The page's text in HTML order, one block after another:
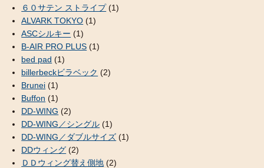
６０サテン ストライプ(1)
ALVARK TOKYO (1)
ASCシルキー (1)
B-AIR PRO PLUS (1)
bed pad (1)
billerbeckビラベック (2)
Brunei (1)
Buffon (1)
DD-WING (2)
DD-WING／シングル (1)
DD-WING／ダブルサイズ (1)
DDウィング (2)
ＤＤウィング替え側地 (2)